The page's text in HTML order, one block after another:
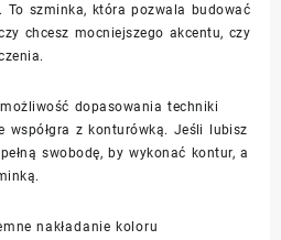
To szminka, która pozwala budować
chcesz mocniejszego akcentu, czy
dopasowania techniki
współgra z konturówką. Jeśli lubisz
swobodę, by wykonać kontur, a
nakładanie koloru